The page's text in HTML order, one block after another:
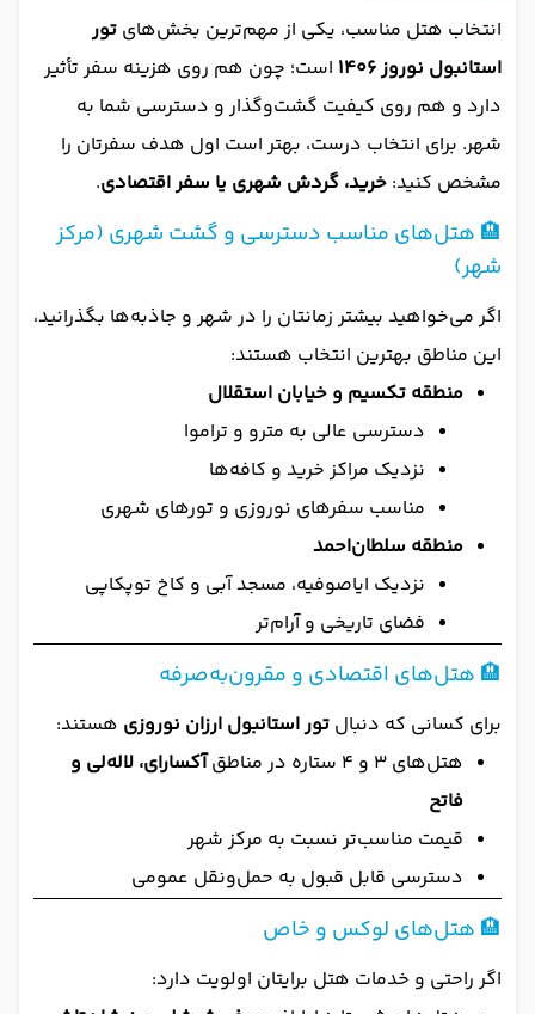
انتخاب هتل مناسب، یکی از مهم‌ترین بخش‌های تور
استانبول نوروز 1406
است؛ چون هم روی هزینه سفر تأثیر
دارد و هم روی کیفیت گشت‌وگذار و دسترسی شما به
شهر. برای انتخاب درست، بهتر است اول هدف سفرتان را
مشخص کنید: خرید، گردش شهری یا سفر اقتصادی.
🏨 هتل‌های مناسب دسترسی و گشت شهری (مرکز
شهر)
اگر می‌خواهید بیشتر زمانتان را در شهر و جاذبه‌ها بگذرانید،
این مناطق بهترین انتخاب هستند:
منطقه تکسیم و خیابان استقلال
دسترسی عالی به مترو و تراموا
نزدیک مراکز خرید و کافه‌ها
مناسب سفرهای نوروزی و تورهای شهری
منطقه سلطان‌احمد
نزدیک ایاصوفیه، مسجد آبی و کاخ توپکاپی
فضای تاریخی و آرام‌تر
🏨 هتل‌های اقتصادی و مقرون‌به‌صرفه
برای کسانی که دنبال تور استانبول ارزان نوروزی هستند:
هتل‌های ۳ و ۴ ستاره در مناطق
آکسارای، لاله‌لی و
فاتح
قیمت مناسب‌تر نسبت به مرکز شهر
دسترسی قابل قبول به حمل‌ونقل عمومی
🏨 هتل‌های لوکس و خاص
اگر راحتی و خدمات هتل برایتان اولویت دارد: